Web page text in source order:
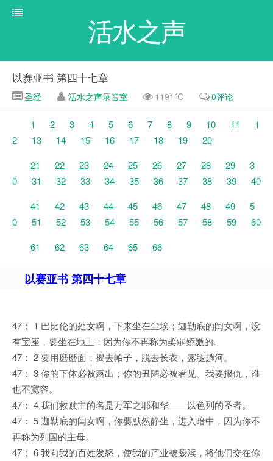
活水之声
以赛亚书 第四十七章
圣经 活水之声录音室 1191℃ 0评论
1 2 3 4 5 6 7 8 9 10 11
1
2
13 14 15 16 17 18 19
20
21
22 23 24 25 26 27 28 29
3
0
31 32 33 34 35 36 37 38 39
40
41
42 43 44 45 46 47 48 49
5
0
51 52 53 54 55 56 57 58 59
60
61
62 63 64 65 66
以赛亚书 第四十七章
47： 1 巴比伦的处女啊，下来坐在尘埃；迦勒底的闺女啊，没
有宝座，要坐在地上；因为你不再称为柔弱娇嫩的。
47： 2 要用磨磨面，揭去帕子，脱去长衣，露腿趟河。
47： 3 你的下体必被露出；你的丑陋必被看见。我要报仇，谁
也不宽容。
47： 4 我们救赎主的名是万军之耶和华——以色列的圣者。
47： 5 迦勒底的闺女啊，你要默然静坐，进入暗中，因为你不
再称为列国的主母。
47： 6 我向我的百姓发怒，使我的产业被亵渎，将他们交在你